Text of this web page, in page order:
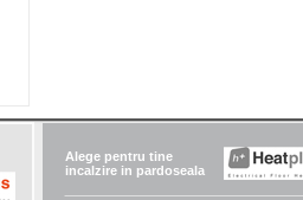
Alege pentru tine
incalzire in pardoseala